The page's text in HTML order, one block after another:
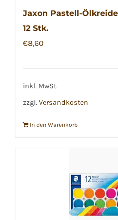
Jaxon Pastell-
12 Stk.
€8,60
inkl. MwSt.
zzgl. Versandkosten
In den Warenkorb